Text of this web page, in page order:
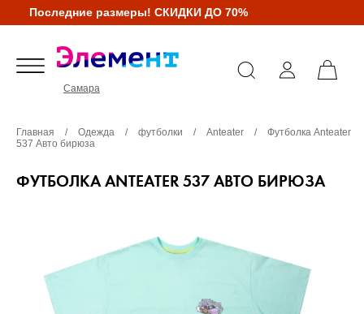
Последние размеры! СКИДКИ ДО 70%
Самара
Главная / Одежда / футболки / Anteater /
Футболка Anteater
537 Авто бирюза
ФУТБОЛКА ANTEATER 537 АВТО БИРЮЗА